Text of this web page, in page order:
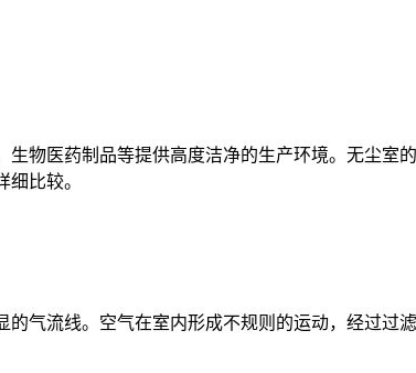
物医药制品等提供高度洁净的生产环境。无尘室
比较。
气流线。空气在室内形成不规则的运动，经过过